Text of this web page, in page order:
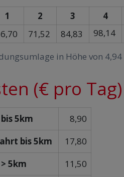
1 2 3 4
71,52 84,83 98,14
in Höhe von 4,94
(€ pro Tag)
5km
8,90
bis 5km
17,80
5km
11,50